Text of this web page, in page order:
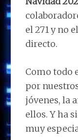
el 271 y no
directo.
Como todo
por
jóvenes, la
ellos. Y ha
muy